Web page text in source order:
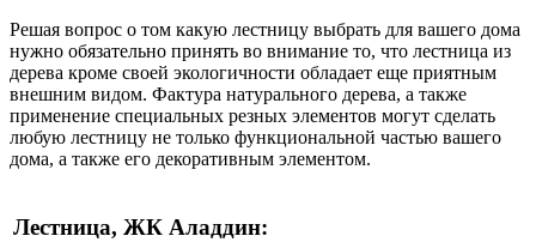
Решая вопрос о том какую лестницу выбрать для вашего дома
нужно обязательно принять во внимание то, что лестница из
дерева кроме своей экологичности обладает еще приятным
внешним видом. Фактура натурального дерева, а также
применение специальных резных элементов могут сделать
любую лестницу не только функциональной частью вашего
дома, а также его декоративным элементом.
Лестница, ЖК Аладдин: